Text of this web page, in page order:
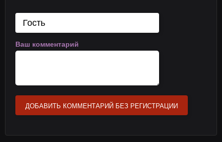
Ваш комментарий
ДОБАВИТЬ КОММЕНТАРИЙ БЕЗ РЕГИСТРАЦИИ